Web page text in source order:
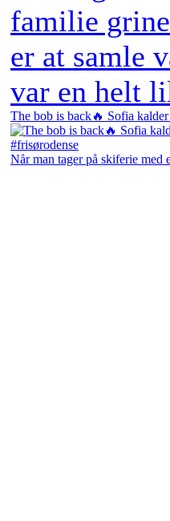
The bob is back🔥 Sofia
Når man tager på skiferie med